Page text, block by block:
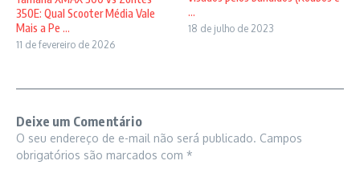
350E: Qual Scooter Média Vale
Mais a Pe ...
11 de fevereiro de 2026
...
18 de julho de 2023
Deixe um Comentário
O seu endereço de e-mail não será publicado. Campos
obrigatórios são marcados com *